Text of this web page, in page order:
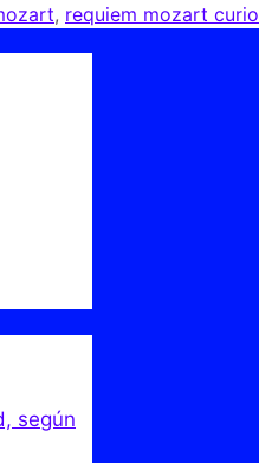
, requiem mozart